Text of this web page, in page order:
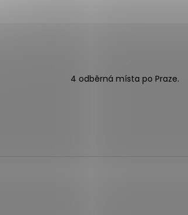
4 odběrná místa po Praze.